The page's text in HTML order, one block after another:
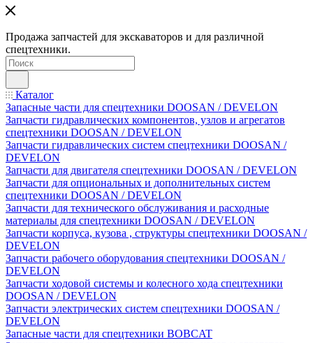
Продажа запчастей для экскаваторов и для различной
спецтехники.
Каталог
Запасные части для спецтехники DOOSAN / DEVELON
Запчасти гидравлических компонентов, узлов и агрегатов
спецтехники DOOSAN / DEVELON
Запчасти гидравлических систем спецтехники DOOSAN /
DEVELON
Запчасти для двигателя спецтехники DOOSAN / DEVELON
Запчасти для опциональных и дополнительных систем
спецтехники DOOSAN / DEVELON
Запчасти для технического обслуживания и расходные
материалы для спецтехники DOOSAN / DEVELON
Запчасти корпуса, кузова , структуры спецтехники DOOSAN /
DEVELON
Запчасти рабочего оборудования спецтехники DOOSAN /
DEVELON
Запчасти ходовой системы и колесного хода спецтехники
DOOSAN / DEVELON
Запчасти электрических систем спецтехники DOOSAN /
DEVELON
Запасные части для спецтехники BOBCAT